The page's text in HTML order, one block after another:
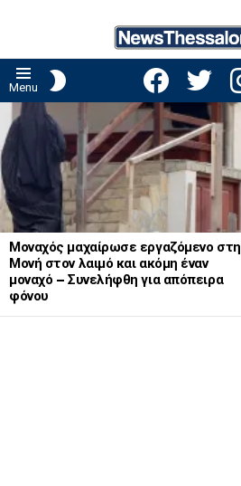
Menu
facebooktwitter
LATEST
STORIES
Μοναχός μαχαίρωσε εργαζόμενο στη
Μονή στον λαιμό και ακόμη έναν
μοναχό – Συνελήφθη για απόπειρα
φόνου